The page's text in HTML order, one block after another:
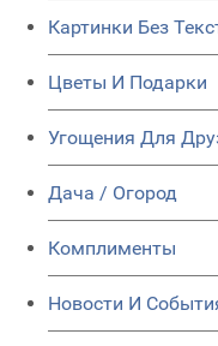
Картинки Без
Цветы И Подарки
Угощения Для
Дача / Огород
Комплименты
Новости И